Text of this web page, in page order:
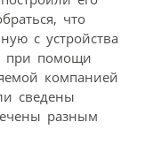
что
с устройства
при помощи
компанией
сведены
разным